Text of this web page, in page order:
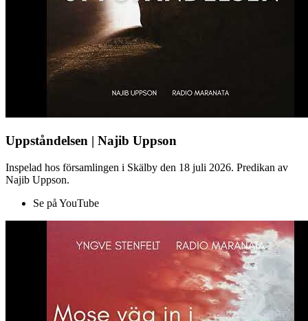
Uppståndelsen | Najib Uppson
Inspelad hos församlingen i Skälby den 18 juli 2026. Predikan av
Najib Uppson.
Se på YouTube